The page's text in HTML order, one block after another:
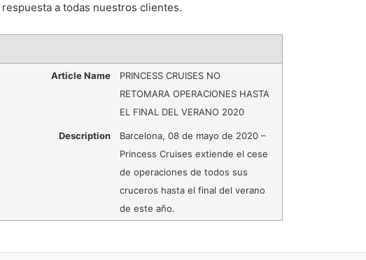
a todas nuestros clientes.
Article Name
PRINCESS CRUISES NO
RETOMARA OPERACIONES HASTA
EL FINAL DEL VERANO 2020
Description
Barcelona, 08 de mayo de 2020 –
Princess Cruises extiende el cese
de operaciones de todos sus
cruceros hasta el final del verano
de este año.